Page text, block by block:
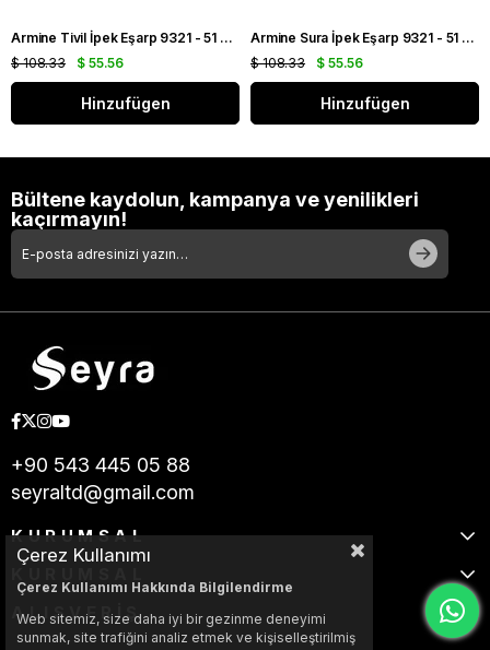
Armine Tivil İpek Eşarp 9321 - 51 Turuncu Karışık Desen
$ 55.56
$ 108.33
Hinzufügen
Armine Sura İpek Eşarp 9321 - 51 Turuncu Karışık Desen
$ 55.56
$ 108.33
Hinzufügen
Bültene kaydolun, kampanya ve yenilikleri
kaçırmayın!
+90 543 445 05 88
seyraltd@gmail.com
KURUMSAL
ALIŞVERİŞ
Çerez Kullanımı
Çerez Kullanımı Hakkında Bilgilendirme
Web sitemiz, size daha iyi bir gezinme deneyimi
sunmak, site trafiğini analiz etmek ve kişiselleştirilmiş